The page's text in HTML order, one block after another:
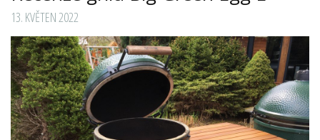
13. KVĚTEN 2022